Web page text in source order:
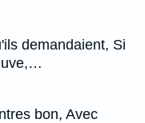
demandaient, Si
bon, Avec